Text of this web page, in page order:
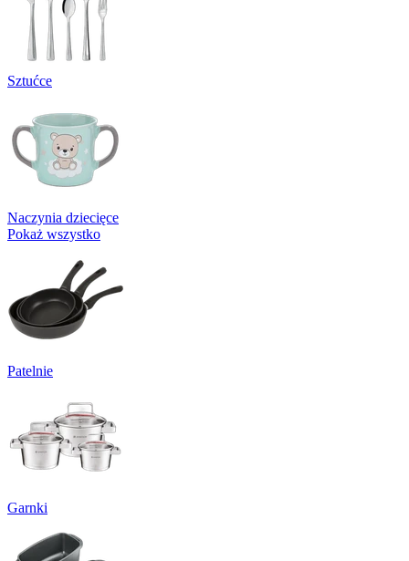
Sztućce
Naczynia dziecięce
Pokaż wszystko
Patelnie
Garnki